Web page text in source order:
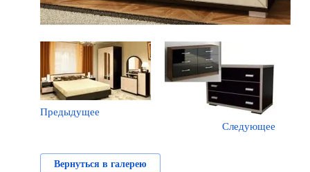
Предыдущее
Следующее
Вернуться в галерею